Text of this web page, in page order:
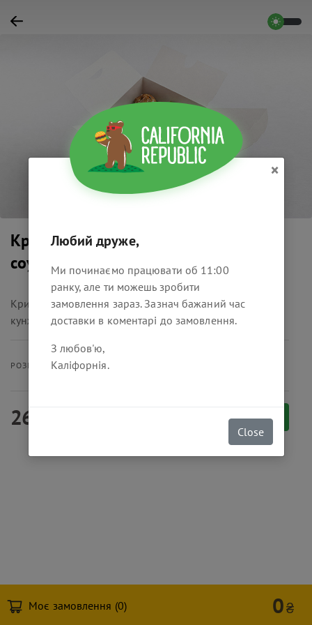
×
Любий друже,
Ми починаємо працювати об 11:00
ранку, але ти можешь зробити
замовлення зараз. Зазнач бажаний час
доставки в коментарі до замовлення.
З любов'ю,
Каліфорнія.
Close
Крила в кисло-солодкому
соусі
Крила смажені у паніровці в кисло солодкому соусі,
кунжут ,паприка копчена.
РОЗМІР ПОРЦІЇ 400 г
260 Замовити
Моє замовлення (0) 0₴